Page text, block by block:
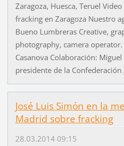
Zaragoza, Huesca, Teruel
fracking en Zaragoza Nuestro
Bueno Lumbreras Creative,
photography, camera
Casanova Colaboración:
presidente de la Confederación
José Luis Simón en la
Madrid sobre fracking
28.03.2014 09:15